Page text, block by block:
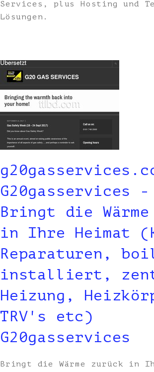
Services, plus Hosting und
Lösungen.
G20gasservices -
Bringt die
in Ihre Heimat
Reparaturen,
installiert,
Heizung,
TRV's etc)
G20gasservices
Bringt die Wärme zurück in